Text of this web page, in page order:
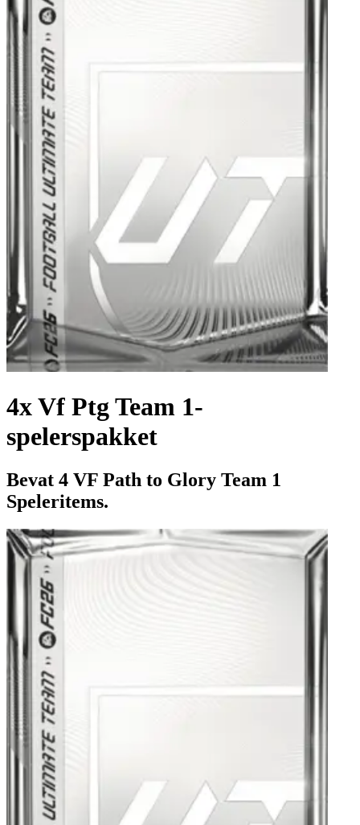
4x Vf Ptg Team 1-
spelerspakket
Bevat 4 VF Path to Glory Team 1
Speleritems.